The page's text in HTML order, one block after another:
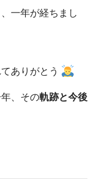
一年が経ちまし
ありがとう
、その軌跡と今後